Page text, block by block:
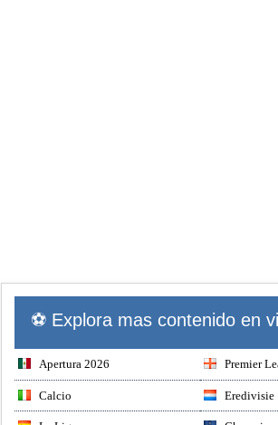
⚽ Explora mas contenido en
Apertura 2026 Premier
Calcio Eredivisie